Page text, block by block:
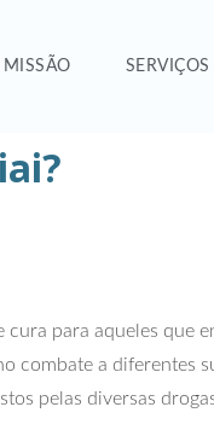
MISSÃO SERVIÇOS
cura para aqueles que
combate a diferentes
pelas diversas